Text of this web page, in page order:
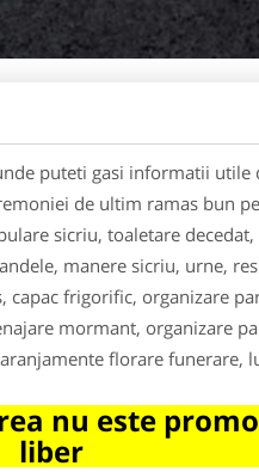
puteti gasi informatii utile
de ultim ramas bun
sicriu, toaletare decedat,
manere sicriu, urne,
frigorific, organizare
mormant, organizare
florare funerare,
nu este
liber